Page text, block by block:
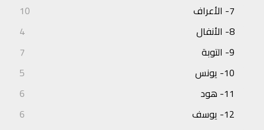
7- الأعراف
10
8- الأنفال
4
9- التوبة
7
10- يونس
5
11- هود
6
12- يوسف
6